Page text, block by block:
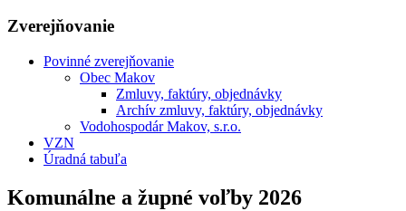
Zverejňovanie
Povinné zverejňovanie
Obec Makov
Zmluvy, faktúry, objednávky
Archív zmluvy, faktúry, objednávky
Vodohospodár Makov, s.r.o.
VZN
Úradná tabuľa
Komunálne a župné voľby 2026